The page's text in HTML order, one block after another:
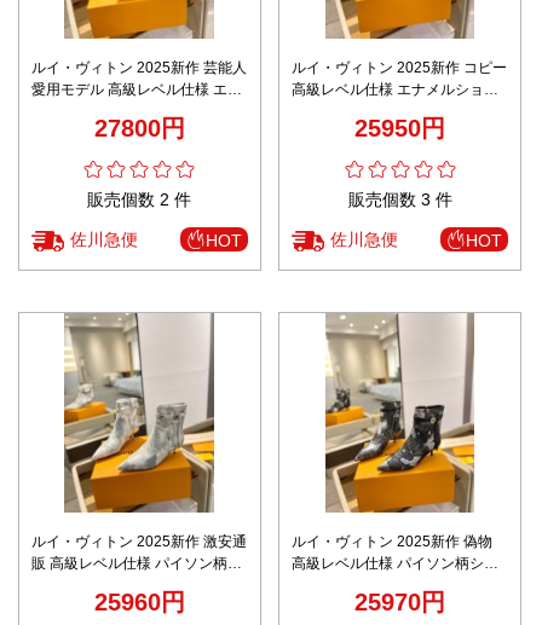
ルイ・ヴィトン 2025新作 芸能人
愛用モデル 高級レベル仕様 エナ
27800円
販売個数 2 件
佐川急便 HOT
ルイ・ヴィトン 2025新作 コピー
高級レベル仕様 エナメルショー
25950円
販売個数 3 件
佐川急便 HOT
ルイ・ヴィトン 2025新作 激安通
販 高級レベル仕様 パイソン柄シ
人技術再現25960円
ルイ・ヴィトン 2025新作 偽物
高級レベル仕様 パイソン柄ショ
25970円